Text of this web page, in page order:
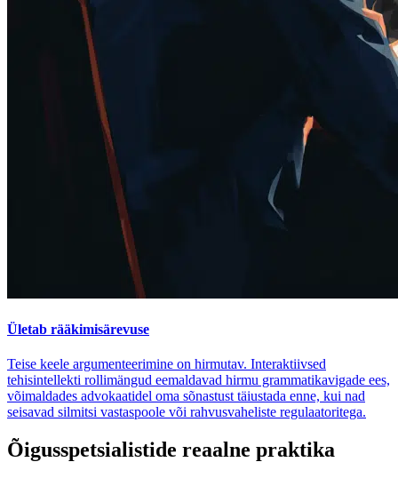
Ületab rääkimisärevuse
Teise keele argumenteerimine on hirmutav. Interaktiivsed
tehisintellekti rollimängud eemaldavad hirmu grammatikavigade ees,
võimaldades advokaatidel oma sõnastust täiustada enne, kui nad
seisavad silmitsi vastaspoole või rahvusvaheliste regulaatoritega.
Õigusspetsialistide reaalne praktika